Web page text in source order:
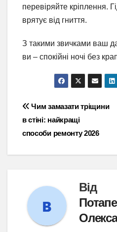
перевіряйте кріплення.
врятує від гниття.
З такими звичками ваш
ви – спокійні ночі без
Навігація
записів
Чим замазати тріщини
в стіні: найкращі
способи ремонту 2026
Від